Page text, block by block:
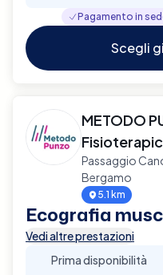
Pagamento in
Scegli
METODO
Passaggio
Bergamo
5.1 km
Ecografia
Vedi altre prestazioni
Prima disponibilità